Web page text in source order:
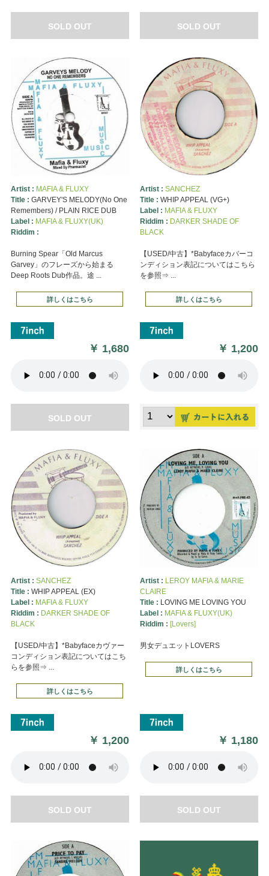
SOLD OUT SOLD OUT
Artist : MAFIA & FLUXY
Title : GARVEY'S MELODY(No One
Remembers) / PLAIN RICE DUB
Label : MAFIA & FLUXY(UK)
Riddim :
Burning Spear「Old Marcus
Garvey」のフレーズから始まる
Deep Roots Dub作品。途 ...
詳しくはこちら
￥ 1,680
SOLD OUT
Artist : SANCHEZ
Title : WHIP APPEAL (VG+)
Label : MAFIA & FLUXY
Riddim : DARKER SHADE OF
BLACK
【USED/中古】*Babyfaceカバーコ
ンディション表記についてはこちら
を参照⇒ ...
詳しくはこちら
￥ 1,200
Artist : SANCHEZ
Title : WHIP APPEAL (EX)
Label : MAFIA & FLUXY
Riddim : DARKER SHADE OF
BLACK
【USED/中古】*Babyfaceカヴァー
コンディション表記についてはこち
らを参照⇒ ...
詳しくはこちら
￥ 1,200
SOLD OUT
Artist : LEROY MAFIA & MARIE
CLAIRE
Title : LOVING ME LOVING YOU
Label : MAFIA & FLUXY(UK)
Riddim : [Lovers]
男女デュエットLOVERS
詳しくはこちら
￥ 1,180
SOLD OUT